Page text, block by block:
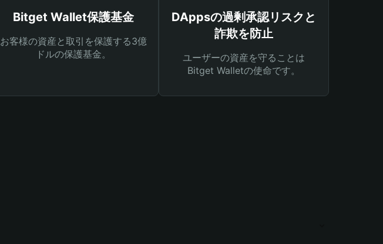
Bitget Wallet保護基金
お客様の資産と取引を保護する3億
ドルの保護基金。
DAppsの過剰承認リスクと
詐欺を防止
ユーザーの資産を守ることは
Bitget Walletの使命です。